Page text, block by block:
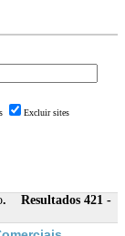
Excluir sites
. Resultados 421 -